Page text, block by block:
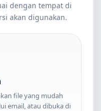
dengan tempat di
akan digunakan.
file yang mudah
email, atau dibuka di